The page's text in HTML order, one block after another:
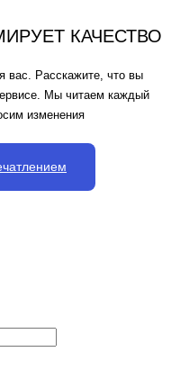
КАЧЕСТВО
Расскажите, что вы
Мы читаем каждый
изменения